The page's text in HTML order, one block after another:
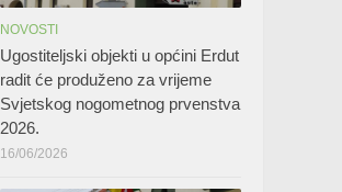
NOVOSTI
Ugostiteljski objekti u općini Erdut
radit će produženo za vrijeme
Svjetskog nogometnog prvenstva
2026.
16/06/2026